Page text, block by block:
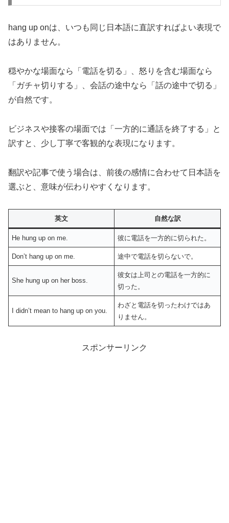
hang up onは、いつも同じ日本語に直訳すればよい表現で
はありません。
穏やかな場面なら「電話を切る」、怒りを含む場面なら
「ガチャ切りする」、会話の途中なら「話の途中で切る」
が自然です。
ビジネスや接客の場面では「一方的に通話を終了する」と
訳すと、少し丁寧で客観的な表現になります。
翻訳や記事で使う場合は、前後の感情に合わせて日本語を
選ぶと、意味が伝わりやすくなります。
英文 自然な訳
He hung up on me. 彼に電話を一方的に切られた。
Don’t hang up on me. 途中で電話を切らないで。
She hung up on her boss.
彼女は上司との電話を一方的に
切った。
I didn’t mean to hang up on you.
わざと電話を切ったわけではあ
りません。
スポンサーリンク